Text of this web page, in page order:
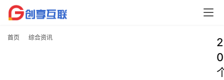
首页 综合资讯
2
0